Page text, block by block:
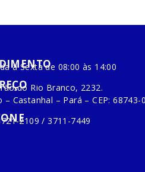
à Sexta de 08:00 às 14:00
do Rio Branco, 2232.
– Castanhal – Pará – CEP: 68743-
2109 / 3711-7449